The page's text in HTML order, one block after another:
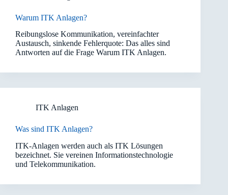
Warum ITK Anlagen?
Reibungslose Kommunikation, vereinfachter
Austausch, sinkende Fehlerquote: Das alles sind
Antworten auf die Frage Warum ITK Anlagen.
ITK Anlagen
Was sind ITK Anlagen?
ITK-Anlagen werden auch als ITK Lösungen
bezeichnet. Sie vereinen Informationstechnologie
und Telekommunikation.